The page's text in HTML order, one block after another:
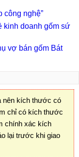
công nghệ”
kinh doanh gốm sứ
vợ bán gốm Bát
nên kích thước có
chỉ có kích thước
chính xác kích
lại trước khi giao